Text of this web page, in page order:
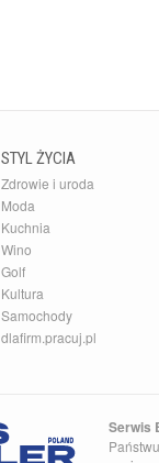
STYL ŻYCIA
Zdrowie i uroda
Moda
Kuchnia
Wino
Golf
Kultura
Samochody
dlafirm.pracuj.pl
Serwis